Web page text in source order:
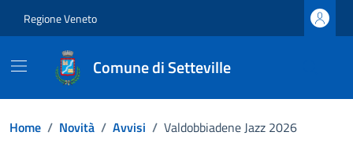
Regione Veneto
Comune di Setteville
Home / Novità / Avvisi / Valdobbiadene Jazz 2026